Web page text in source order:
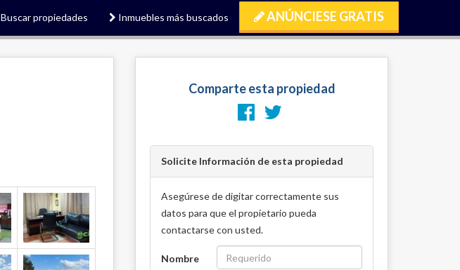
Buscar propiedades Inmuebles más buscados ANÚNCIESE GRATIS
Comparte esta propiedad
Solicite Información de esta propiedad
Asegúrese de digitar correctamente sus
datos para que el propietario pueda
contactarse con usted.
Nombre